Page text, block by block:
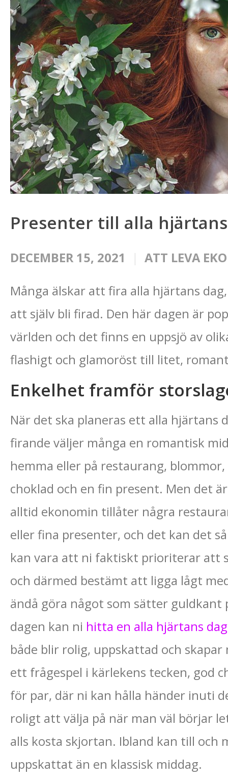
Presenter till alla
DECEMBER 15, 2021 ATT LEVA
Många älskar att fira alla hjärtans
att själv bli firad. Den här dagen är
världen och det finns en uppsjö av
flashigt och glamoröst till litet,
Enkelhet framför
När det ska planeras ett alla hjärtans
firande väljer många en romantisk
hemma eller på restaurang, blommor,
choklad och en fin present. Men det
alltid ekonomin tillåter några
eller fina presenter, och det kan det
kan vara att ni faktiskt prioriterar att
och därmed bestämt att ligga lågt
ändå göra något som sätter guldkant
dagen kan ni hitta en alla hjärtans
både blir rolig, uppskattad och
ett frågespel i kärlekens tecken, god
för par, där ni kan hålla händer inuti
roligt att välja på när man väl börjar
alls kosta skjortan. Ibland kan till och
uppskattat än en klassisk middag.